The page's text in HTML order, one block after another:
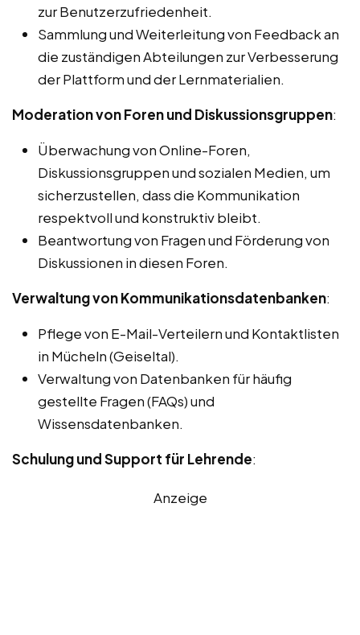
zur Benutzerzufriedenheit.
Sammlung und Weiterleitung von Feedback an
die zuständigen Abteilungen zur Verbesserung
der Plattform und der Lernmaterialien.
Moderation von Foren und Diskussionsgruppen:
Überwachung von Online-Foren,
Diskussionsgruppen und sozialen Medien, um
sicherzustellen, dass die Kommunikation
respektvoll und konstruktiv bleibt.
Beantwortung von Fragen und Förderung von
Diskussionen in diesen Foren.
Verwaltung von Kommunikationsdatenbanken:
Pflege von E-Mail-Verteilern und Kontaktlisten
in Mücheln (Geiseltal).
Verwaltung von Datenbanken für häufig
gestellte Fragen (FAQs) und
Wissensdatenbanken.
Schulung und Support für Lehrende:
Anzeige